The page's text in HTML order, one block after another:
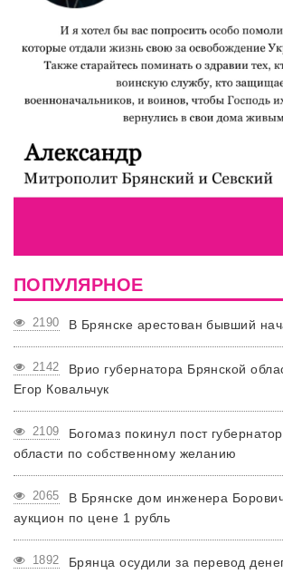
ПОПУЛЯРНОЕ
2190 В Брянске арестован бывший
2142
Врио губернатора Брянской
Егор Ковальчук
2109
Богомаз покинул пост
области по собственному желанию
2065
В Брянске дом инженера
аукцион по цене 1 рубль
1892
Брянца осудили за перевод